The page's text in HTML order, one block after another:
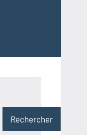
Rechercher